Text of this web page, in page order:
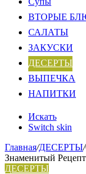
ВТОРЫЕ
САЛАТЫ
ЗАКУСКИ
ДЕСЕРТЫ
ВЫПЕЧКА
НАПИТКИ
Искать
Switch skin
Главная/ДЕСЕРТЫ/
Знаменитый
ДЕСЕРТЫ